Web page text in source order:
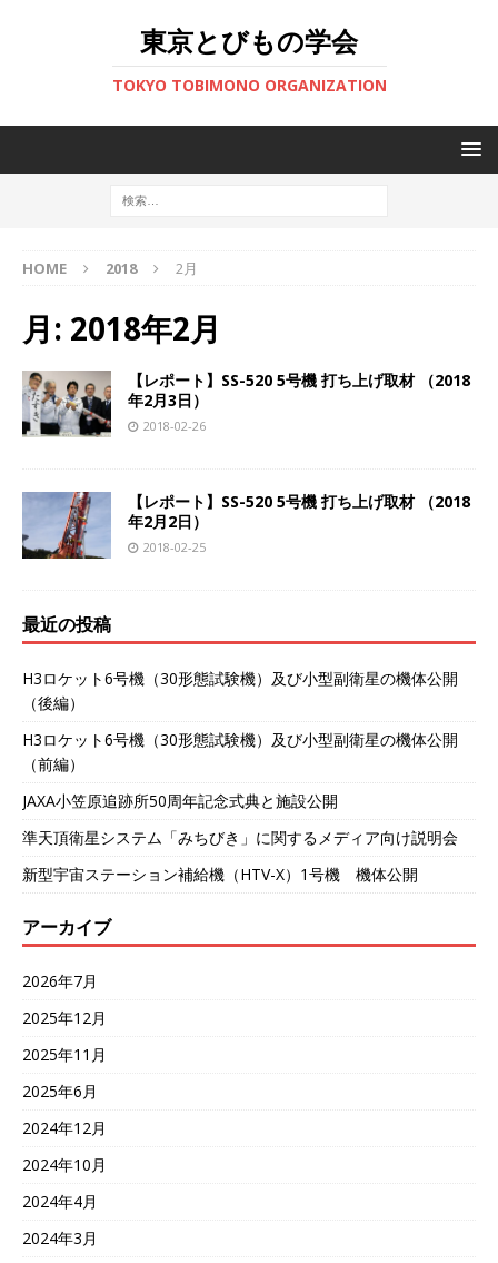
東京とびもの学会
TOKYO TOBIMONO ORGANIZATION
HOME 2018 2月
月: 2018年2月
【レポート】SS-520 5号機 打ち上げ取材 （2018
年2月3日）
2018-02-26
【レポート】SS-520 5号機 打ち上げ取材 （2018
年2月2日）
2018-02-25
最近の投稿
H3ロケット6号機（30形態試験機）及び小型副衛星の機体公開
（後編）
H3ロケット6号機（30形態試験機）及び小型副衛星の機体公開
（前編）
JAXA小笠原追跡所50周年記念式典と施設公開
準天頂衛星システム「みちびき」に関するメディア向け説明会
新型宇宙ステーション補給機（HTV-X）1号機 機体公開
アーカイブ
2026年7月
2025年12月
2025年11月
2025年6月
2024年12月
2024年10月
2024年4月
2024年3月